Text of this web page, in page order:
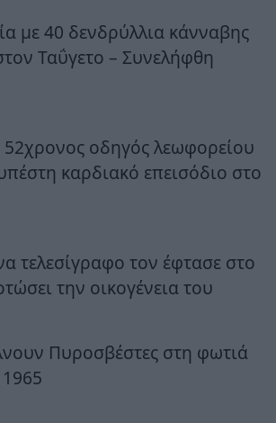
με 40 δενδρύλλια κάνναβης
Ταΰγετο – Συνελήφθη
52χρονος οδηγός λεωφορείου
καρδιακό επεισόδιο στο
τελεσίγραφο τον έφτασε στο
την οικογένεια του
Πυροσβέστες στη φωτιά